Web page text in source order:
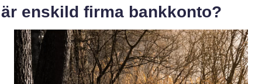
enskild firma bankkonto?